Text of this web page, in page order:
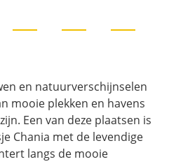
en natuurverschijnselen
mooie plekken en havens
Een van deze plaatsen is
Chania met de levendige
langs de mooie